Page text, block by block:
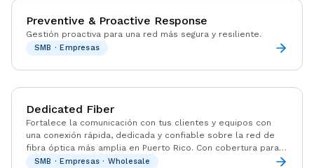
Preventive & Proactive Response
Gestión proactiva para una red más segura y resiliente.
SMB · Empresas
Dedicated Fiber
Fortalece la comunicación con tus clientes y equipos con
una conexión rápida, dedicada y confiable sobre la red de
fibra óptica más amplia en Puerto Rico. Con cobertura para
más del 90% de los negocios en Puerto Rico, Liberty
SMB · Empresas · Wholesale